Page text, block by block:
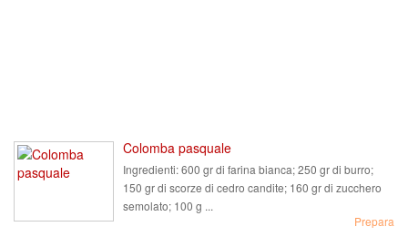
Colomba pasquale
Ingredienti:600 gr di farina bianca; 250 gr di burro;
150 gr di scorze di cedro candite; 160 gr di zucchero
semolato; 100 g ...
Prepara